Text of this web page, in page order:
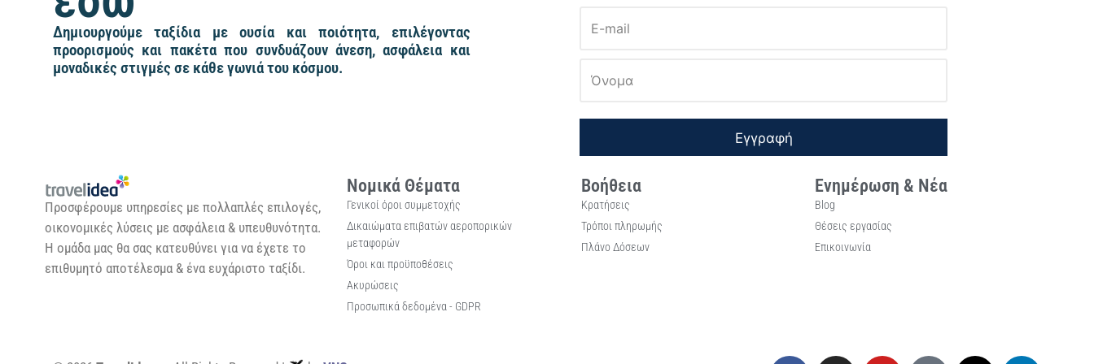
Δημιουργούμε ταξίδια με ουσία και ποιότητα, επιλέγοντας
προορισμούς και πακέτα που συνδυάζουν άνεση, ασφάλεια και
μοναδικές στιγμές σε κάθε γωνιά του κόσμου.
Εγγραφή
Προσφέρουμε υπηρεσίες με πολλαπλές επιλογές,
οικονομικές λύσεις με ασφάλεια & υπευθυνότητα.
Η ομάδα μας θα σας κατευθύνει για να έχετε το
επιθυμητό αποτέλεσμα & ένα ευχάριστο ταξίδι.
Νομικά Θέματα
Γενικοί όροι συμμετοχής
Δικαιώματα επιβατών αεροπορικών
μεταφορών
Όροι και προϋποθέσεις
Ακυρώσεις
Προσωπικά δεδομένα - GDPR
Βοήθεια
Κρατήσεις
Τρόποι πληρωμής
Πλάνο Δόσεων
Ενημέρωση & Νέα
Blog
Θέσεις εργασίας
Επικοινωνία